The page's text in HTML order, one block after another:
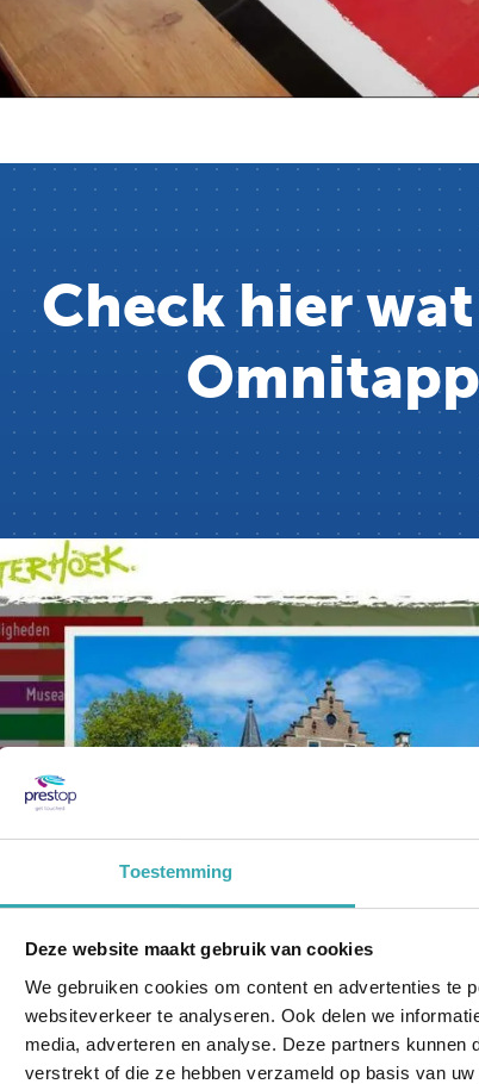
Toestemming
Deze website maakt gebruik van cookies
We gebruiken cookies om content en advertenties te
websiteverkeer te analyseren. Ook delen we
media, adverteren en analyse. Deze partners
verstrekt of die ze hebben verzameld op basis van
Check hier